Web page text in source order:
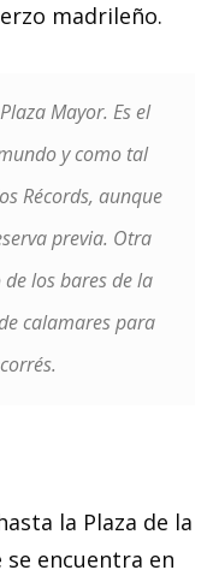
madrileño.
Mayor. Es el
y como tal
Récords, aunque
previa. Otra
los bares de la
calamares para
la Plaza de la
se encuentra en